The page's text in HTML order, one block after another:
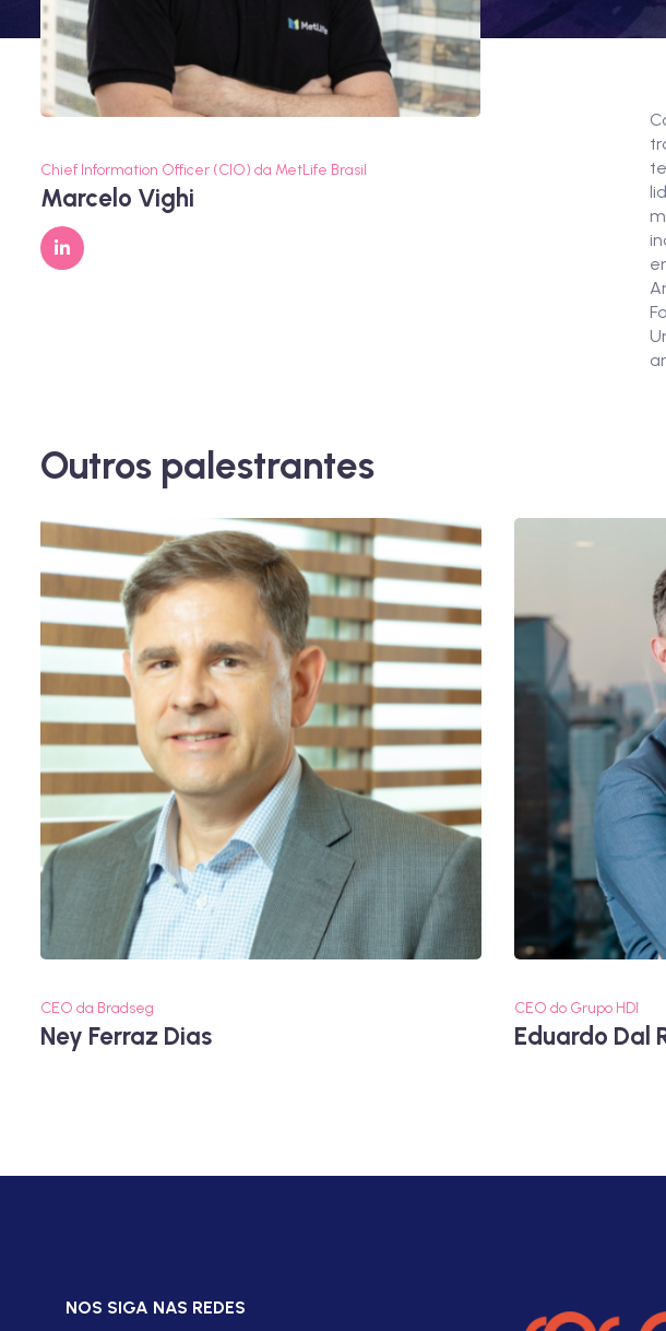
Chief Information Officer (CIO) da MetLife Brasil
Marcelo Vighi
Outros palestrantes
CEO da Bradseg
Ney Ferraz Dias
CEO do Grupo HDI
Eduardo Dal
NOS SIGA NAS REDES